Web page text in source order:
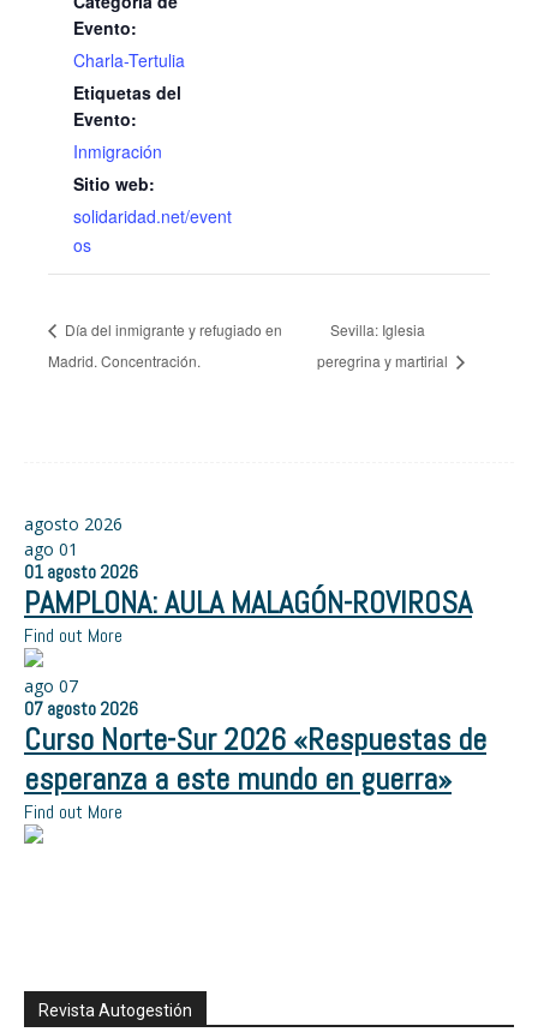
Evento:
Charla-Tertulia
Etiquetas del
Evento:
Inmigración
Sitio web:
solidaridad.net/event
os
Día del inmigrante y refugiado en
Madrid. Concentración.
Sevilla: Iglesia
peregrina y martirial
agosto 2026
ago 01
01 agosto 2026
PAMPLONA: AULA MALAGÓN-ROVIROSA
Find out More
ago 07
07 agosto 2026
Curso Norte-Sur 2026 «Respuestas de
esperanza a este mundo en guerra»
Find out More
Revista Autogestión